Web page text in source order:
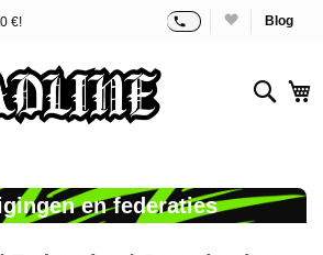
€! Blog
en federaties